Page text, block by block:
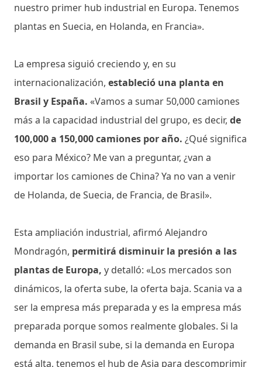
nuestro primer hub industrial en Europa. Tenemos
plantas en Suecia, en Holanda, en Francia».
La empresa siguió creciendo y, en su
internacionalización, estableció una planta en
Brasil y España. «Vamos a sumar 50,000 camiones
más a la capacidad industrial del grupo, es decir, de
100,000 a 150,000 camiones por año. ¿Qué significa
eso para México? Me van a preguntar, ¿van a
importar los camiones de China? Ya no van a venir
de Holanda, de Suecia, de Francia, de Brasil».
Esta ampliación industrial, afirmó Alejandro
Mondragón, permitirá disminuir la presión a las
plantas de Europa, y detalló: «Los mercados son
dinámicos, la oferta sube, la oferta baja. Scania va a
ser la empresa más preparada y es la empresa más
preparada porque somos realmente globales. Si la
demanda en Brasil sube, si la demanda en Europa
está alta, tenemos el hub de Asia para descomprimir